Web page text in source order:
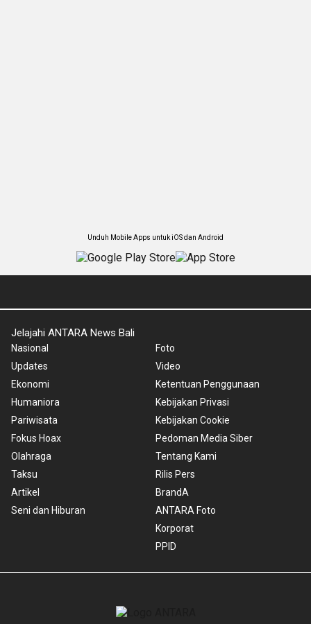
Unduh Mobile Apps untuk iOS dan Android
Jelajahi ANTARA News Bali
Nasional
Updates
Ekonomi
Humaniora
Pariwisata
Fokus Hoax
Olahraga
Taksu
Artikel
Seni dan Hiburan
Foto
Video
Ketentuan Penggunaan
Kebijakan Privasi
Kebijakan Cookie
Pedoman Media Siber
Tentang Kami
Rilis Pers
BrandA
ANTARA Foto
Korporat
PPID